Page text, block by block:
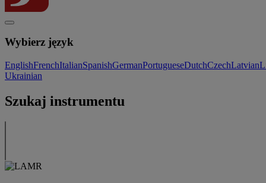
Wybierz język
EnglishFrenchItalianSpanishGermanPortugueseDutchCzechLatvian
Ukrainian
Szukaj instrumentu